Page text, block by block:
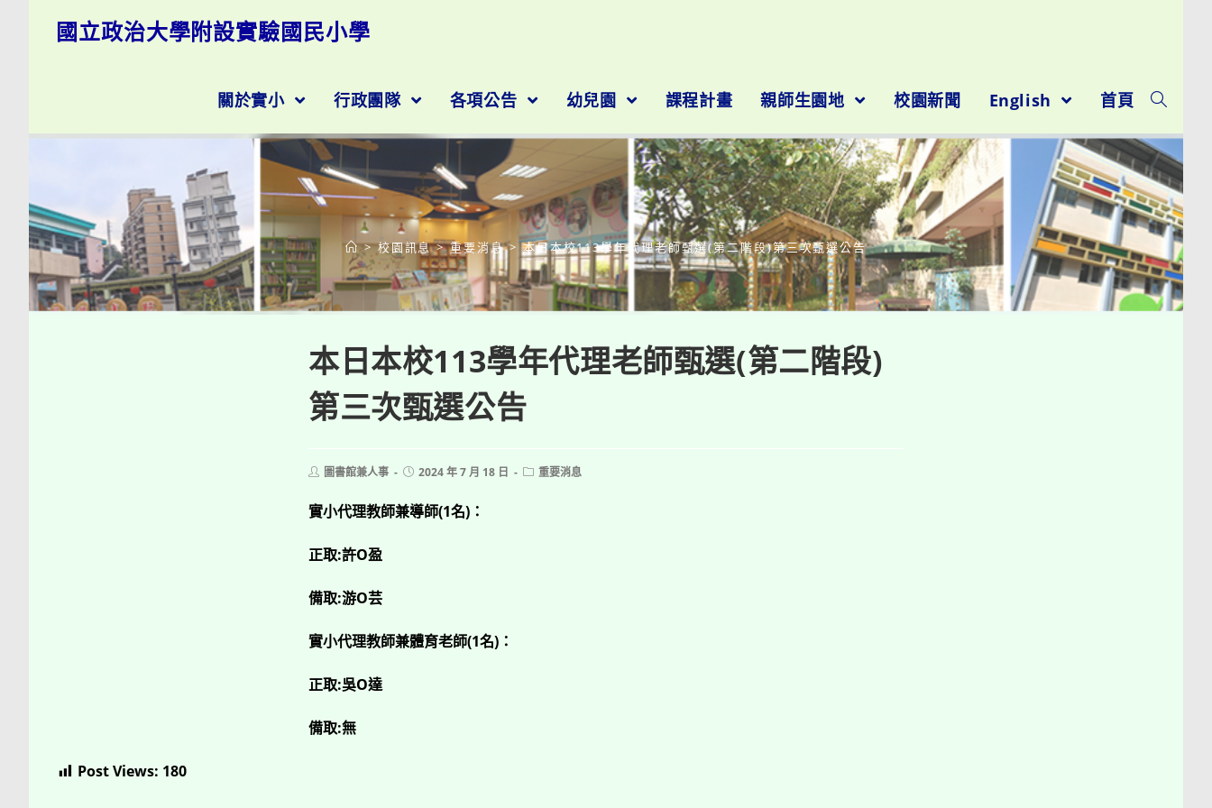
國立政治大學附設實驗國民小學
關於實小 行政團隊 各項公告 幼兒園 課程計畫 親師生園地 校園新聞 English 首頁
部落格
> 校園訊息 > 重要消息 > 本日本校113學年代理老師甄選(第二階段)第三次甄選公告
本日本校113學年代理老師甄選(第二階段)
第三次甄選公告
Post圖書館兼人事
Post2024 年 7 月 18 日
Post重要消息
實小代理教師兼導師(1名)：
正取:許O盈
備取:游O芸
實小代理教師兼體育老師(1名)：
正取:吳O達
備取:無
Post Views: 180